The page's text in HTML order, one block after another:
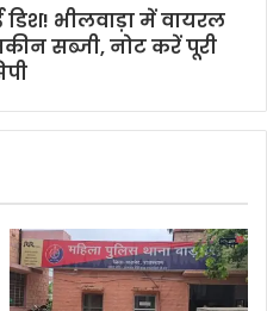
भीलवाड़ा में वायरल
सब्जी, नोट करें पूरी